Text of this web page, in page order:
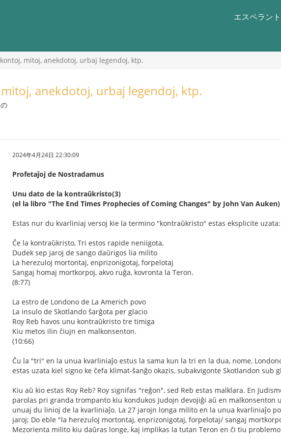
エスペラン
mitoj, anekdotoj, urbaj legendoj, ktp.
anekdotoj, urbaj legendoj, ktp.
2024年4月24日 22:30:09
Profetaĵoj de Nostradamus
Unu dato de la kontraŭkristo(3)
(el la libro "The End Times Prophecies of Coming Changes" by John Van Auken)
Estas nur du kvarliniaj versoj kie la termino "kontraŭkristo" estas eksplicite uzata:
Ĉe la kontraŭkristo, Tri estos rapide neniigota,
Dudek sep jaroj de sango daŭrigos lia milito
La herezuloj mortontaj, enprizonigotaj, forpelotaj
Sangaj homaj mortkorpoj, akvo ruĝa, kovronta la Teron.
(8:77)
La estro de Londono de La Americh povo
La insulo de Skotlando ŝarĝota per glacio
Roy Reb havos unu kontraŭkristo tre timiga
Kiu metos ilin ĉiujn en malkonsenton.
(10:66)
Ĉu la "tri" en la unua kvarliniaĵo estus la sama kun la tri en la dua, nome,
estas uzata kiel signo ke ĉefa klimat-ŝanĝo okazis, subakvigonte Skotlandon
Kiu aŭ kio estas Roy Reb? Roy signifas "reĝon", sed Reb estas malklara. En
parolas pri granda trompanto kiu kondukos Judojn devojiĝi aŭ en
unuaj du linioj de la kvarliniaĵo. La 27 jarojn longa milito en la unua kvarliniaĵo
jaroj; Do eble "la herezuloj mortontaj, enprizonigotaj, forpelotaj/ sangaj
Mezorienta milito kiu daŭras longe, kaj implikas la tutan Teron en ĉi tiu